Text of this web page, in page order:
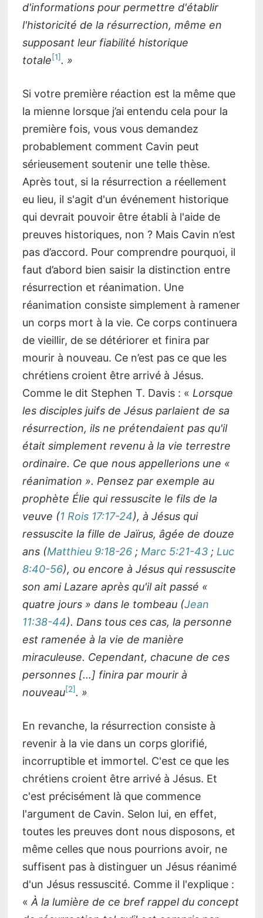
d'informations pour permettre d'établir
l'historicité de la résurrection, même en
supposant leur fiabilité historique
totale 1 . »
Si votre première réaction est la même que
la mienne lorsque j’ai entendu cela pour la
première fois, vous vous demandez
probablement comment Cavin peut
sérieusement soutenir une telle thèse.
Après tout, si la résurrection a réellement
eu lieu, il s'agit d'un événement historique
qui devrait pouvoir être établi à l'aide de
preuves historiques, non ? Mais Cavin n’est
pas d’accord. Pour comprendre pourquoi, il
faut d’abord bien saisir la distinction entre
résurrection et réanimation. Une
réanimation consiste simplement à ramener
un corps mort à la vie. Ce corps continuera
de vieillir, de se détériorer et finira par
mourir à nouveau. Ce n’est pas ce que les
chrétiens croient être arrivé à Jésus.
Comme le dit Stephen T. Davis : « Lorsque
les disciples juifs de Jésus parlaient de sa
résurrection, ils ne prétendaient pas qu'il
était simplement revenu à la vie terrestre
ordinaire. Ce que nous appellerions une «
réanimation ». Pensez par exemple au
prophète Élie qui ressuscite le fils de la
veuve (1 Rois 17:17-24), à Jésus qui
ressuscite la fille de Jaïrus, âgée de douze
ans (Matthieu 9:18-26; Marc 5:21-43; Luc
8:40-56), ou encore à Jésus qui ressuscite
son ami Lazare après qu'il ait passé «
quatre jours » dans le tombeau (Jean
11:38-44). Dans tous ces cas, la personne
est ramenée à la vie de manière
miraculeuse. Cependant, chacune de ces
personnes […] finira par mourir à
nouveau 2 . »
En revanche, la résurrection consiste à
revenir à la vie dans un corps glorifié,
incorruptible et immortel. C'est ce que les
chrétiens croient être arrivé à Jésus. Et
c'est précisément là que commence
l'argument de Cavin. Selon lui, en effet,
toutes les preuves dont nous disposons, et
même celles que nous pourrions avoir, ne
suffisent pas à distinguer un Jésus réanimé
d'un Jésus ressuscité. Comme il l'explique :
« À la lumière de ce bref rappel du concept